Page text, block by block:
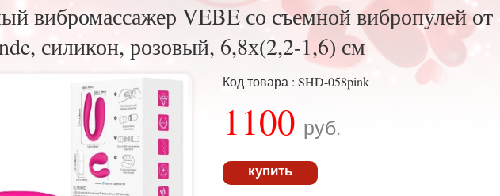
вибромассажер VEBE со съемной вибропулей от
силикон, розовый, 6,8х(2,2-1,6) см
Код товара : SHD-058pink
1100 руб.
купить